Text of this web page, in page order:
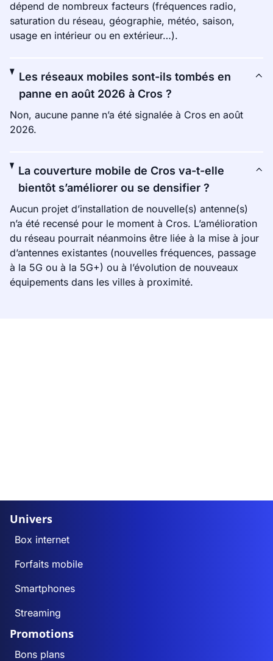
dépend de nombreux facteurs (fréquences radio,
saturation du réseau, géographie, météo, saison,
usage en intérieur ou en extérieur…).
Les réseaux mobiles sont-ils tombés en
panne en août 2026 à Cros ?
Non, aucune panne n’a été signalée à Cros en août
2026.
La couverture mobile de Cros va-t-elle
bientôt s’améliorer ou se densifier ?
Aucun projet d’installation de nouvelle(s) antenne(s)
n’a été recensé pour le moment à Cros. L’amélioration
du réseau pourrait néanmoins être liée à la mise à jour
d’antennes existantes (nouvelles fréquences, passage
à la 5G ou à la 5G+) ou à l’évolution de nouveaux
équipements dans les villes à proximité.
Univers
Box internet
Forfaits mobile
Smartphones
Streaming
Promotions
Bons plans